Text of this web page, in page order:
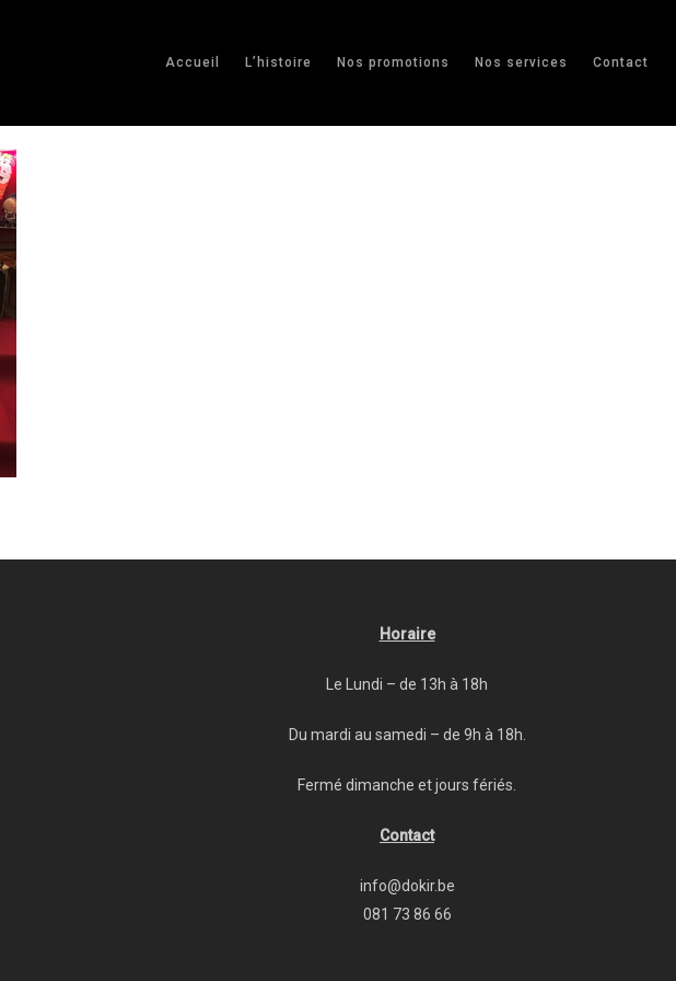
Accueil L’histoire Nos promotions Nos services Contact
Horaire
Le Lundi – de 13h à 18h
Du mardi au samedi – de 9h à 18h.
Fermé dimanche et jours fériés.
Contact
info@dokir.be
081 73 86 66